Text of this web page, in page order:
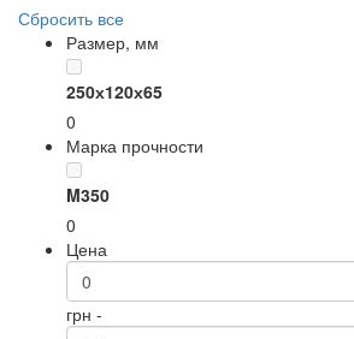
Сбросить все
Размер, мм
250х120х65
0
Марка прочности
M350
0
Цена
грн -